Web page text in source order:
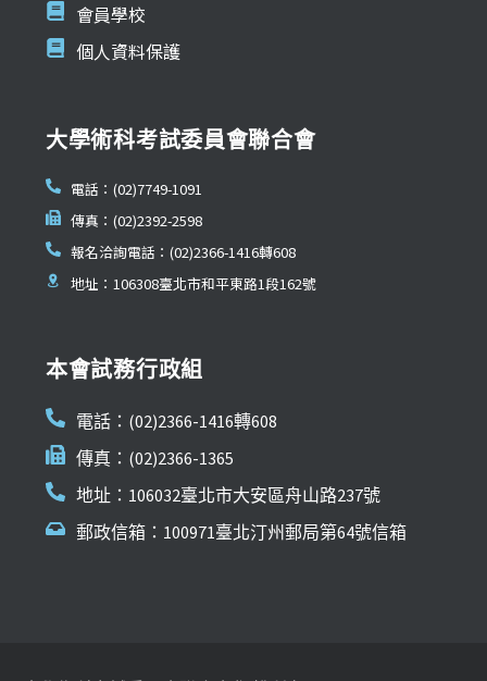
會員學校
個人資料保護
大學術科考試委員會聯合會
電話：(02)7749-1091
傳真：(02)2392-2598
報名洽詢電話：(02)2366-1416轉608
地址：106308臺北市和平東路1段162號
本會試務行政組
電話：(02)2366-1416轉608
傳真：(02)2366-1365
地址：106032臺北市大安區舟山路237號
郵政信箱：100971臺北汀州郵局第64號信箱